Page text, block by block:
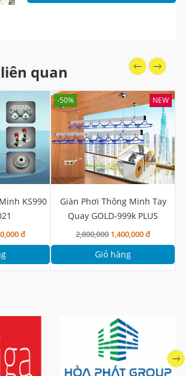
quan
KS990
đ
NEW
-50%
Giàn Phơi Thông Minh Tay
Quay GOLD-999k PLUS
2,800,000 1,400,000 đ
Giỏ hàng